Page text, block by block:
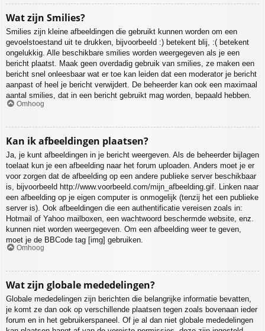
Wat zijn Smilies?
Smilies zijn kleine afbeeldingen die gebruikt kunnen worden om een
gevoelstoestand uit te drukken, bijvoorbeeld :) betekent blij, :( betekent
ongelukkig. Alle beschikbare smilies worden weergegeven als je een
bericht plaatst. Maak geen overdadig gebruik van smilies, ze maken een
bericht snel onleesbaar wat er toe kan leiden dat een moderator je bericht
aanpast of heel je bericht verwijdert. De beheerder kan ook een maximaal
aantal smilies, dat in een bericht gebruikt mag worden, bepaald hebben.
Omhoog
Kan ik afbeeldingen plaatsen?
Ja, je kunt afbeeldingen in je bericht weergeven. Als de beheerder bijlagen
toelaat kun je een afbeelding naar het forum uploaden. Anders moet je er
voor zorgen dat de afbeelding op een andere publieke server beschikbaar
is, bijvoorbeeld http://www.voorbeeld.com/mijn_afbeelding.gif. Linken naar
een afbeelding op je eigen computer is onmogelijk (tenzij het een publieke
server is). Ook afbeeldingen die een authentificatie vereisen zoals in:
Hotmail of Yahoo mailboxen, een wachtwoord beschermde website, enz.
kunnen niet worden weergegeven. Om een afbeelding weer te geven,
moet je de BBCode tag [img] gebruiken.
Omhoog
Wat zijn globale mededelingen?
Globale mededelingen zijn berichten die belangrijke informatie bevatten,
je komt ze dan ook op verschillende plaatsen tegen zoals bovenaan ieder
forum en in het gebruikerspaneel. Of je al dan niet globale mededelingen